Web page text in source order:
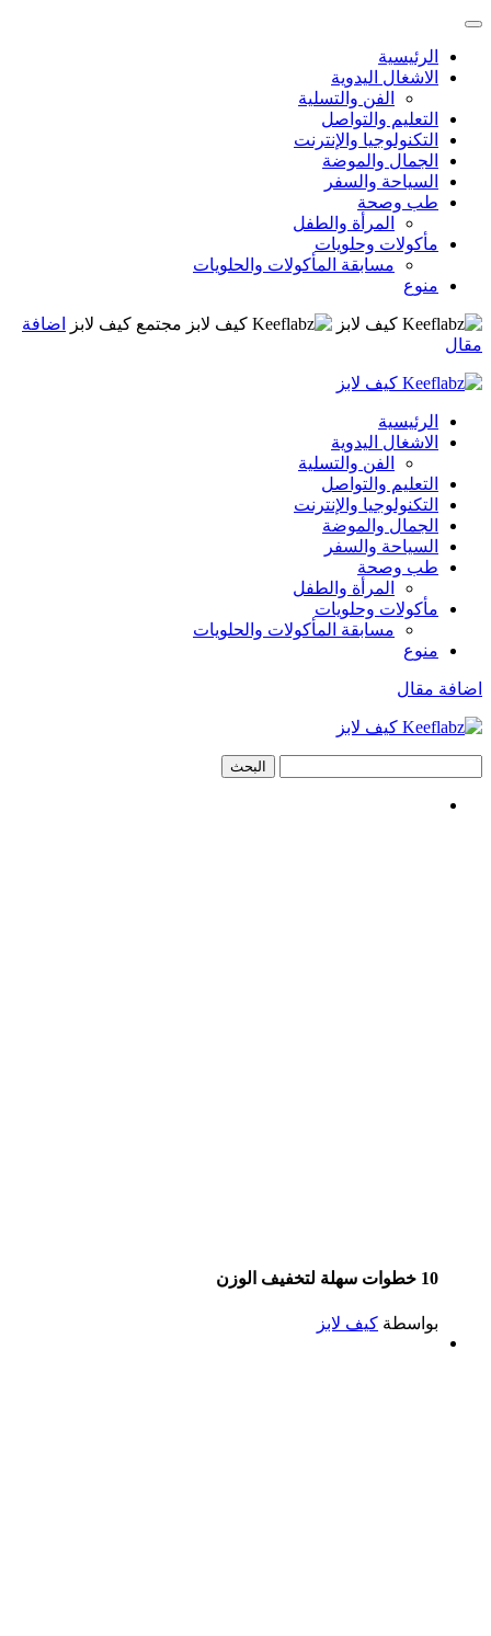
الرئيسية
الاشغال اليدوية
الفن والتسلية
التعليم والتواصل
التكنولوجيا والإنترنت
الجمال والموضة
السياحة والسفر
طب وصحة
المرأة والطفل
مأكولات وحلويات
مسابقة المأكولات والحلويات
منوع
مجتمع كيف لابز
اضافة
مقال
الرئيسية
الاشغال اليدوية
الفن والتسلية
التعليم والتواصل
التكنولوجيا والإنترنت
الجمال والموضة
السياحة والسفر
طب وصحة
المرأة والطفل
مأكولات وحلويات
مسابقة المأكولات والحلويات
منوع
اضافة مقال
البحث
10 خطوات سهلة لتخفيف الوزن
بواسطة كيف لابز